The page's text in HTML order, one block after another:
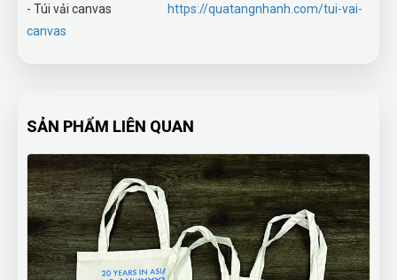
- Túi vải canvas
https://quatangnhanh.com/tui-vai-
canvas
SẢN PHẨM LIÊN QUAN